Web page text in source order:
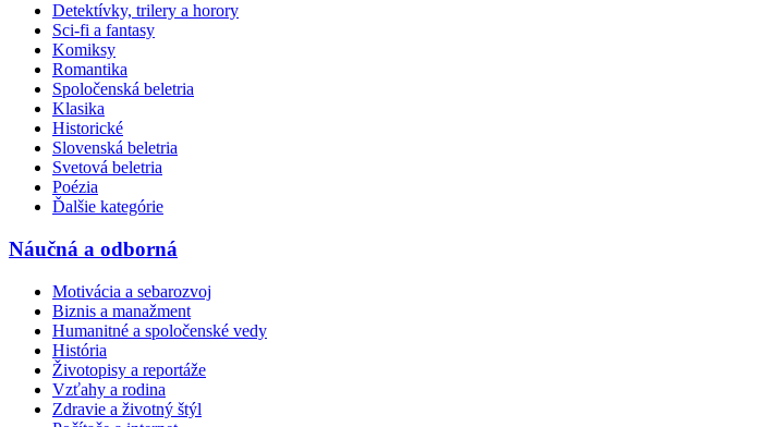
Detektívky, trilery a horory
Sci-fi a fantasy
Komiksy
Romantika
Spoločenská beletria
Klasika
Historické
Slovenská beletria
Svetová beletria
Poézia
Ďalšie kategórie
Náučná a odborná
Motivácia a sebarozvoj
Biznis a manažment
Humanitné a spoločenské vedy
História
Životopisy a reportáže
Vzťahy a rodina
Zdravie a životný štýl